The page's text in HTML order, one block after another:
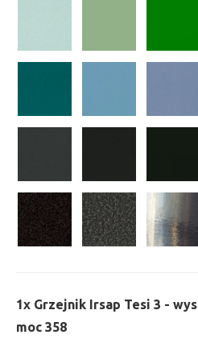
1x Grzejnik Irsap Tesi 3 -
moc 358